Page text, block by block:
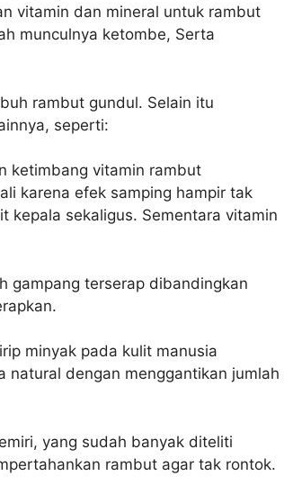
vitamin dan mineral untuk rambut
munculnya ketombe, Serta
rambut gundul. Selain itu
seperti:
ketimbang vitamin rambut
karena efek samping hampir tak
kepala sekaligus. Sementara vitamin
gampang terserap dibandingkan
minyak pada kulit manusia
natural dengan menggantikan jumlah
yang sudah banyak diteliti
rambut agar tak rontok.